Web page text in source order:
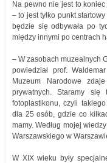
Na pewno nie jest to koniec
– to jest tylko punkt
będzie się odbywała po
między innymi po centrach
– W zasobach muzealnych
powiedział prof.
Muzeum Narodowe
prywatnych. Staramy się
fotoplastikonu, czyli
dla 25 osób, gdzie co
mamy. Według mojej
Warszawskiego w
W XIX wieku były